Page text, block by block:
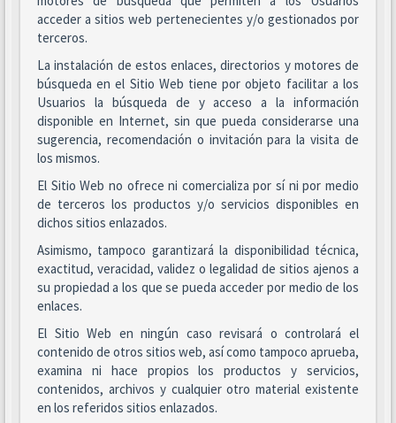
acceder a sitios web pertenecientes y/o gestionados por
terceros.
La instalación de estos enlaces, directorios y motores de
búsqueda en el Sitio Web tiene por objeto facilitar a los
Usuarios la búsqueda de y acceso a la información
disponible en Internet, sin que pueda considerarse una
sugerencia, recomendación o invitación para la visita de
los mismos.
El Sitio Web no ofrece ni comercializa por sí ni por medio
de terceros los productos y/o servicios disponibles en
dichos sitios enlazados.
Asimismo, tampoco garantizará la disponibilidad técnica,
exactitud, veracidad, validez o legalidad de sitios ajenos a
su propiedad a los que se pueda acceder por medio de los
enlaces.
El Sitio Web en ningún caso revisará o controlará el
contenido de otros sitios web, así como tampoco aprueba,
examina ni hace propios los productos y servicios,
contenidos, archivos y cualquier otro material existente
en los referidos sitios enlazados.